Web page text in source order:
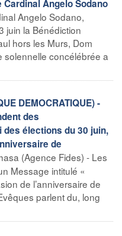
Angelo Sodano
Angelo Sodano,
juin la Bénédiction
hors les Murs, Dom
solennelle concélébrée a
DEMOCRATIQUE) -
des
élections du 30 juin,
de
(Agence Fides) - Les
Message intitulé «
de l’anniversaire de
parlent du, long